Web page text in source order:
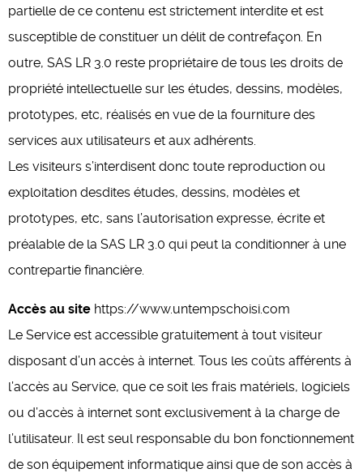
partielle de ce contenu est strictement interdite et est
susceptible de constituer un délit de contrefaçon. En
outre, SAS LR 3.0 reste propriétaire de tous les droits de
propriété intellectuelle sur les études, dessins, modèles,
prototypes, etc, réalisés en vue de la fourniture des
services aux utilisateurs et aux adhérents.
Les visiteurs s’interdisent donc toute reproduction ou
exploitation desdites études, dessins, modèles et
prototypes, etc, sans l’autorisation expresse, écrite et
préalable de la SAS LR 3.0 qui peut la conditionner à une
contrepartie financière.
Accès au site https://www.untempschoisi.com
Le Service est accessible gratuitement à tout visiteur
disposant d’un accès à internet. Tous les coûts afférents à
l’accès au Service, que ce soit les frais matériels, logiciels
ou d’accès à internet sont exclusivement à la charge de
l’utilisateur. Il est seul responsable du bon fonctionnement
de son équipement informatique ainsi que de son accès à